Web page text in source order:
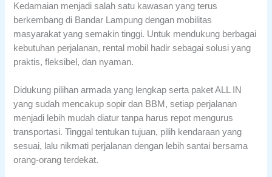
Kedamaian menjadi salah satu kawasan yang terus
berkembang di Bandar Lampung dengan mobilitas
masyarakat yang semakin tinggi. Untuk mendukung berbagai
kebutuhan perjalanan, rental mobil hadir sebagai solusi yang
praktis, fleksibel, dan nyaman.
Didukung pilihan armada yang lengkap serta paket ALL IN
yang sudah mencakup sopir dan BBM, setiap perjalanan
menjadi lebih mudah diatur tanpa harus repot mengurus
transportasi. Tinggal tentukan tujuan, pilih kendaraan yang
sesuai, lalu nikmati perjalanan dengan lebih santai bersama
orang-orang terdekat.